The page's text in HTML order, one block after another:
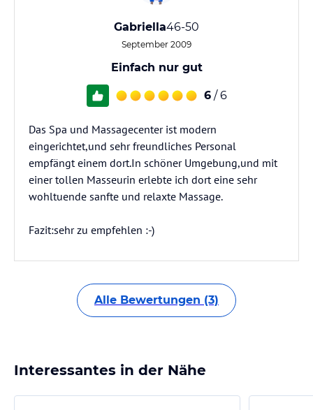
Gabriella46-50
September 2009
Einfach nur gut
6 / 6
Das Spa und Massagecenter ist modern
eingerichtet,und sehr freundliches Personal
empfängt einem dort.In schöner Umgebung,und mit
einer tollen Masseurin erlebte ich dort eine sehr
wohltuende sanfte und relaxte Massage.
Fazit:sehr zu empfehlen :-)
Alle Bewertungen (3)
Interessantes in der Nähe